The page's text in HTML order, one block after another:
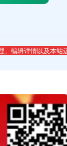
、编辑详情以及本站